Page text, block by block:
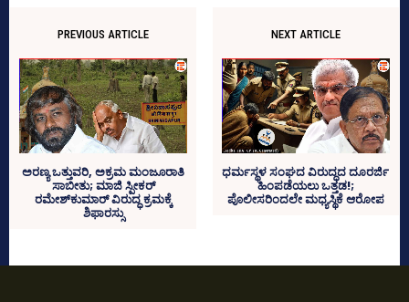
PREVIOUS ARTICLE
ಅರಣ್ಯ ಒತ್ತುವರಿ, ಅಕ್ರಮ ಮಂಜೂರಾತಿ
ಸಾಬೀತು; ಮಾಜಿ ಸ್ಪೀಕರ್
ರಮೇಶ್‌ಕುಮಾರ್ ವಿರುದ್ಧ ಕ್ರಮಕ್ಕೆ
ಶಿಫಾರಸ್ಸು
NEXT ARTICLE
ಧರ್ಮಸ್ಥಳ ಸಂಘದ ವಿರುದ್ಧದ ದೂರರ್ಜಿ
ಹಿಂಪಡೆಯಲು ಒತ್ತಡ!;
ಪೊಲೀಸರಿಂದಲೇ ಮಧ್ಯಸ್ಥಿಕೆ ಆರೋಪ